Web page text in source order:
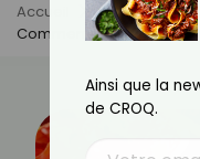
Accueil Actus
Comment Twister La
Ainsi que la
de CROQ.